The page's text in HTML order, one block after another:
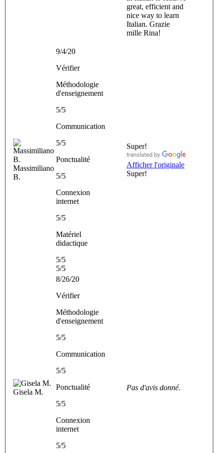
great, efficient and
nice way to learn
Italian. Grazie
mille Rina!
Massimiliano
B.
9/4/20
Vérifier
Méthodologie
d'enseignement
5/5
Communication
5/5
Ponctualité
5/5
Connexion
internet
5/5
Matériel
didactique
5/5
5/5
Super!
Afficher l'originale
Super!
Gisela M.
8/26/20
Vérifier
Méthodologie
d'enseignement
5/5
Communication
5/5
Ponctualité
5/5
Connexion
internet
5/5
Pas d'avis donné.